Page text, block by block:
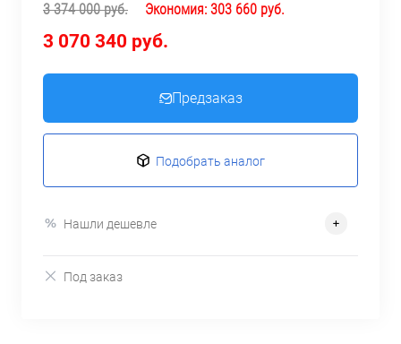
3 374 000 руб. Экономия: 303 660 руб.
3 070 340 руб.
Предзаказ
Подобрать аналог
Нашли дешевле
Под заказ